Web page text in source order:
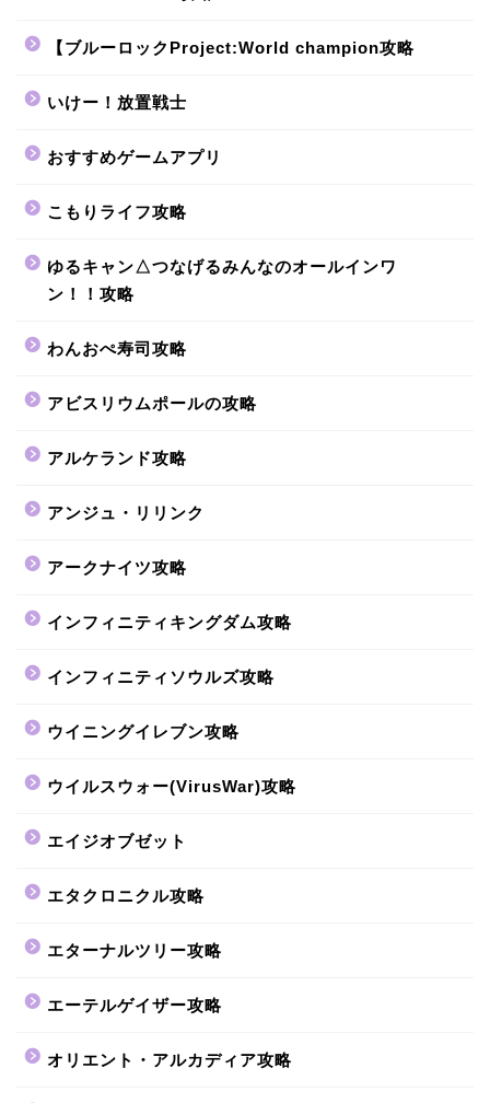
【ブルーロックProject:World champion攻略
いけー！放置戦士
おすすめゲームアプリ
こもりライフ攻略
ゆるキャン△つなげるみんなのオールインワ
ン！！攻略
わんおぺ寿司攻略
アビスリウムポールの攻略
アルケランド攻略
アンジュ・リリンク
アークナイツ攻略
インフィニティキングダム攻略
インフィニティソウルズ攻略
ウイニングイレブン攻略
ウイルスウォー(VirusWar)攻略
エイジオブゼット
エタクロニクル攻略
エターナルツリー攻略
エーテルゲイザー攻略
オリエント・アルカディア攻略